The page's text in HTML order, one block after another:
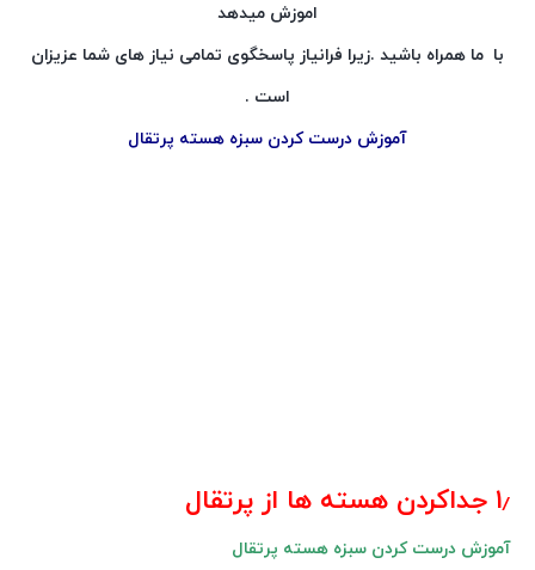
اموزش میدهد
با ما همراه باشید .زیرا فرانیاز پاسخگوی تمامی نیاز های شما عزیزان
است .
آموزش درست کردن سبزه هسته پرتقال
۱٫ جداکردن هسته ها از پرتقال
آموزش درست کردن سبزه هسته پرتقال